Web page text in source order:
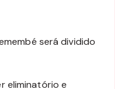
será dividido
eliminatório e